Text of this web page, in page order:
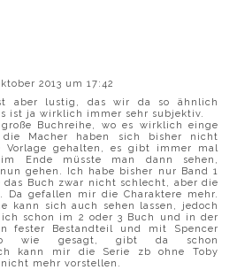
2013 um 17:42
aber lustig, das wir da so ähnlich
ist ja wirklich immer sehr subjektiv.
Buchreihe, wo es wirklich einge
Macher haben sich bisher nicht
Vorlage gehalten, es gibt immer mal
Ende müsste man dann sehen,
gehen. Ich habe bisher nur Band 1
das Buch zwar nicht schlecht, aber die
Da gefallen mir die Charaktere mehr.
kann sich auch sehen lassen, jedoch
schon im 2 oder 3 Buch und in der
fester Bestandteil und mit Spencer
wie gesagt, gibt da schon
kann mir die Serie zb ohne Toby
mehr vorstellen.